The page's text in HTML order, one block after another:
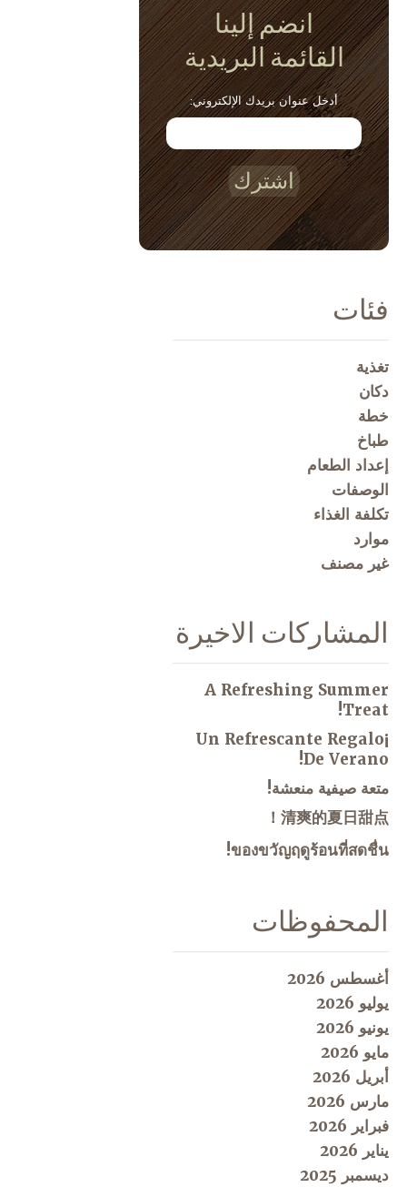
انضم إلينا
القائمة البريدية
أدخل عنوان بريدك الإلكتروني:
اشترك
فئات
تغذية
دكان
خطة
طباخ
إعداد الطعام
الوصفات
تكلفة الغذاء
موارد
غير مصنف
المشاركات الاخيرة
A Refreshing Summer
Treat!
¡Un Refrescante Regalo
De Verano!
متعة صيفية منعشة!
清爽的夏日甜点！
ของขวัญฤดูร้อนที่สดชื่น!
المحفوظات
أغسطس 2026
يوليو 2026
يونيو 2026
مايو 2026
أبريل 2026
مارس 2026
فبراير 2026
يناير 2026
ديسمبر 2025